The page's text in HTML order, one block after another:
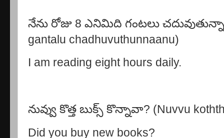
నేను రోజు 8 ఎనిమిది గంటలు
gantalu chadhuvuthunnaanu)
I am reading eight hours daily.
నువ్వు కొత్త బుక్స్ కొన్నావా? (Nuvvu
Did you buy new books?